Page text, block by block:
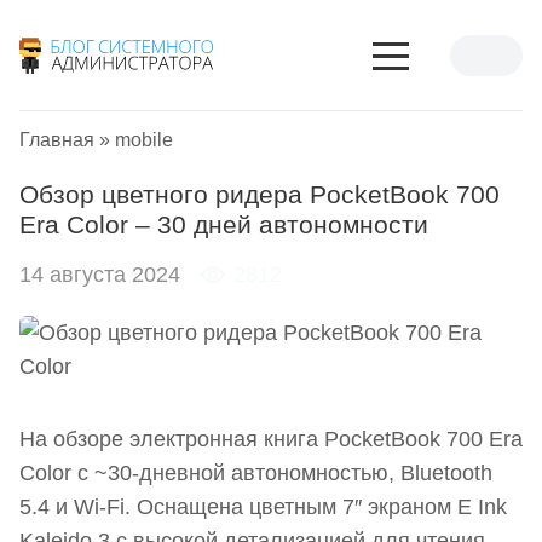
Главная » mobile
Обзор цветного ридера PocketBook 700
Era Color – 30 дней автономности
14 августа 2024
На обзоре электронная книга PocketBook 700 Era
Color с ~30-дневной автономностью, Bluetooth
5.4 и Wi-Fi. Оснащена цветным 7″ экраном E Ink